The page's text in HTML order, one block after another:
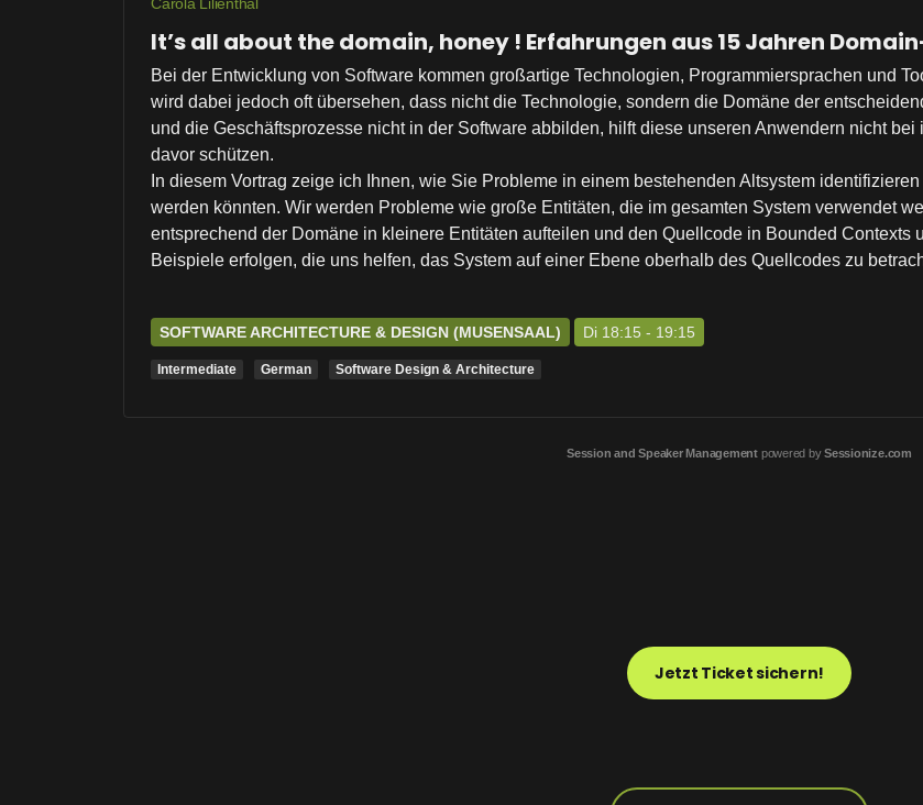
It’s all about the domain, honey ! Erfahrungen aus 15 Jahren
Bei der Entwicklung von Software kommen großartige Technologien, Programmiersprachen und
wird dabei jedoch oft übersehen, dass nicht die Technologie, sondern die Domäne der
und die Geschäftsprozesse nicht in der Software abbilden, hilft diese unseren Anwendern nicht
davor schützen.
In diesem Vortrag zeige ich Ihnen, wie Sie Probleme in einem bestehenden Altsystem
werden könnten. Wir werden Probleme wie große Entitäten, die im gesamten System verwendet
entsprechend der Domäne in kleinere Entitäten aufteilen und den Quellcode in Bounded Contexts
Beispiele erfolgen, die uns helfen, das System auf einer Ebene oberhalb des Quellcodes zu
SOFTWARE ARCHITECTURE & DESIGN (MUSENSAAL) Di 18:15 - 19:15
Intermediate German Software Design & Architecture
Session and Speaker Management powered bySessionize.com
Jetzt Ticket sichern!